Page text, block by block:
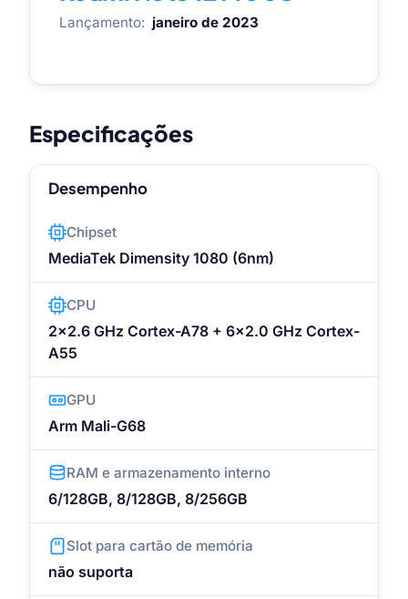
Lançamento: janeiro de 2023
Especificações
Desempenho
Chipset
MediaTek Dimensity 1080 (6nm)
CPU
2x2.6 GHz Cortex-A78 + 6x2.0 GHz Cortex-
A55
GPU
Arm Mali-G68
RAM e armazenamento interno
6/128GB, 8/128GB, 8/256GB
Slot para cartão de memória
não suporta